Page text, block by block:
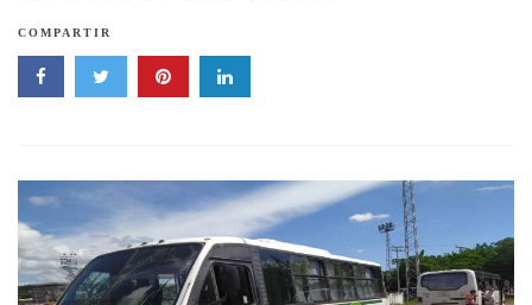
COMPARTIR